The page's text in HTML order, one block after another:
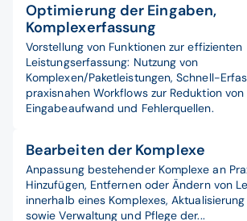
Optimierung der Eingaben,
Komplexerfassung
Vorstellung von Funktionen zur effizienten
Leistungserfassung: Nutzung von
Komplexen/Paketleistungen, Schnell-
praxisnahen Workflows zur Reduktion von
Eingabeaufwand und Fehlerquellen.
Bearbeiten der Komplexe
Anpassung bestehender Komplexe an
Hinzufügen, Entfernen oder Ändern von
innerhalb eines Komplexes,
sowie Verwaltung und Pflege der...